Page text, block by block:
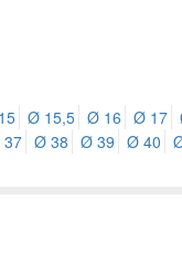
Ø 15,5 Ø 16 Ø 17
Ø 38 Ø 39 Ø 40